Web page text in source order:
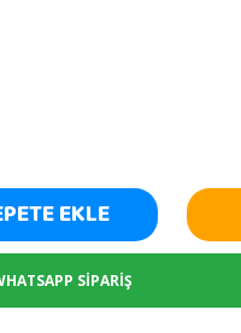
EKLE
SİPARİŞ